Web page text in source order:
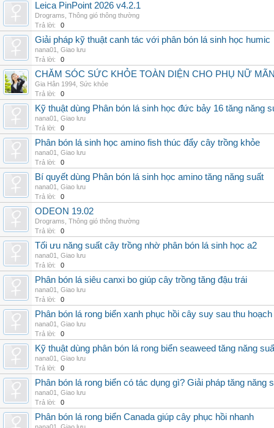
Leica PinPoint 2026 v4.2.1
Drograms Thông gió thông thường
Trả lời:
0
Giải pháp kỹ thuật canh tác với phân bón lá sinh học humic
nana01
Giao lưu
Trả lời:
0
CHĂM SÓC SỨC KHỎE TOÀN DIỆN CHO PHỤ NỮ
Gia Hân 1994 Sức khỏe
Trả lời:
0
Kỹ thuật dùng Phân bón lá sinh học đức bảy 16 tăng năng
nana01
Giao lưu
Trả lời:
0
Phân bón lá sinh học amino fish thúc đẩy cây trồng khỏe
nana01
Giao lưu
Trả lời:
0
Bí quyết dùng Phân bón lá sinh học amino tăng năng suất
nana01
Giao lưu
Trả lời:
0
ODEON 19.02
Drograms Thông gió thông thường
Trả lời:
0
Tối ưu năng suất cây trồng nhờ phân bón lá sinh học a2
nana01
Giao lưu
Trả lời:
0
Phân bón lá siêu canxi bo giúp cây trồng tăng đậu trái
nana01
Giao lưu
Trả lời:
0
Phân bón lá rong biển xanh phục hồi cây suy sau thu hoạch
nana01
Giao lưu
Trả lời:
0
Kỹ thuật dùng phân bón lá rong biển seaweed tăng năng
nana01
Giao lưu
Trả lời:
0
Phân bón lá rong biển có tác dụng gì? Giải pháp tăng năng
nana01
Giao lưu
Trả lời:
0
Phân bón lá rong biển Canada giúp cây phục hồi nhanh